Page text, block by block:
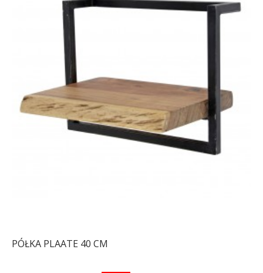
PÓŁKA PLAATE 40 CM